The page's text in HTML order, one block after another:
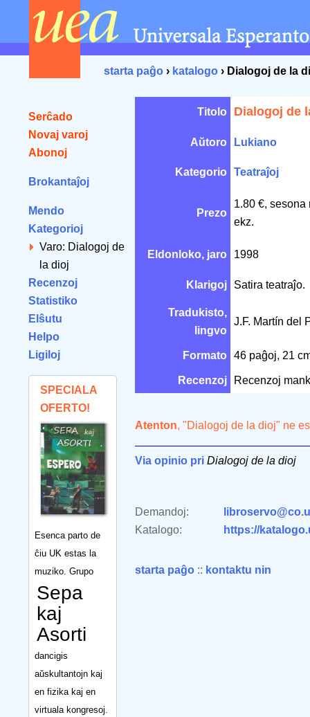
starta paĝo › katalogo › Dialogoj de la
Serĉado
Novaj varoj
Abonoj
Brokantaĵoj
Mendo
Kategorioj
Varo: Dialogoj de
la dioj
Recenzoj
Statistiko
Elŝutu
Helpo
Ligiloj
SPECIALA
OFERTO!
Esenca parto de
ĉiu UK estas la
muziko. Grupo
Sepa
kaj
Asorti
dancigis
aŭskultantojn kaj
en fizika kaj en
virtuala kongresoj.
Titolo Dialogoj de
Aŭtoro Lukiano
Kategorio Teatraĵoj
Prezo
1.80 €, sesona
ekz.
Eldonloko, jaro 1998
Klarigoj Satira teatraĵo.
Tradukisto,
lingvo
J.F. Martín del
Formato 46 paĝoj, 21
Recenzoj Recenzoj
Atenton, "Dialogoj de la dioj" ne
Via opinio pri Dialogoj de la dioj
Demandoj:
Katalogo:
https://
starta paĝo :: kontaktu nin